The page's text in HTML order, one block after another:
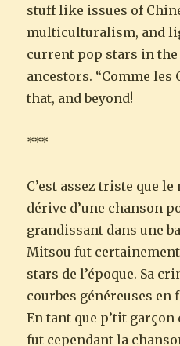
stuff like issues of
multiculturalism, and
current pop stars in
ancestors. “Comme
that, and beyond!
***
C’est assez triste que le
dérive d’une chanson
grandissant dans une
Mitsou fut
stars de l’époque. Sa
courbes généreuses en
En tant que p’tit
fut cependant la